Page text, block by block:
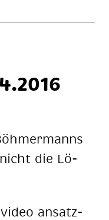
nicht die Lö­
an­satz­